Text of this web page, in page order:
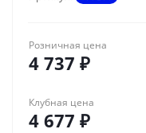
Розничная цена
4 737 ₽
Клубная цена
4 677 ₽